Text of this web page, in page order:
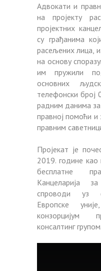
Адвокати и
на пројекту
пројектних
су грађанима
расељених лица,
на основу
им пружили
основних
телефонски број
радним данима
правној помоћи и
правним
Пројекат је
2019. године као
бесплатне
Канцеларија
спроводи уз
Европске
конзорцијум
консалтинг групом.